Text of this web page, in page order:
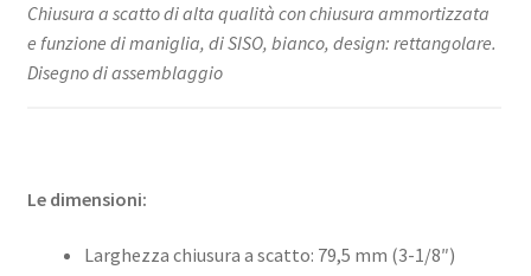
Chiusura a scatto di alta qualità con chiusura ammortizzata
e funzione di maniglia, di SISO, bianco, design: rettangolare.
Disegno di assemblaggio
Le dimensioni:
Larghezza chiusura a scatto: 79,5 mm (3-1/8″)